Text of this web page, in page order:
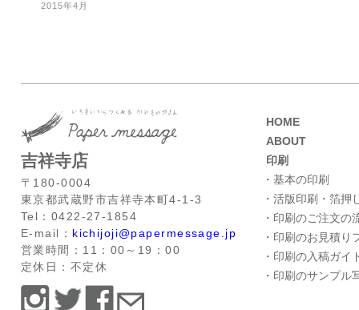
2015年4月
吉祥寺店
〒180-0004
東京都武蔵野市吉祥寺本町4-1-3
Tel：0422-27-1854
E-mail： kichijoji@papermessage.jp
営業時間：11：00～19：00
定休日：不定休
HOME
ABOUT
印刷
・基本の印刷
・活版印刷・箔押
・印刷のご注文の
・印刷のお見積り
・印刷の入稿ガイ
・印刷のサンプル